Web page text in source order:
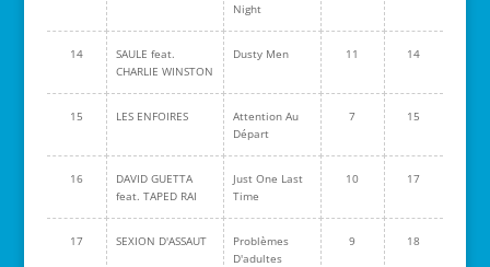
Night
14
SAULE feat.
CHARLIE WINSTON
Dusty Men 11 14
15 LES ENFOIRES
Attention Au
Départ
7 15
16
DAVID GUETTA
feat. TAPED RAI
Just One Last
Time
10 17
17 SEXION D'ASSAUT
Problèmes
D'adultes
9 18